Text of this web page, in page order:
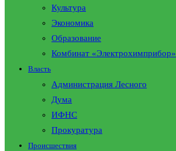
Культура
Экономика
Образование
Комбинат «Электрохимприбор»
Власть
Администрация Лесного
Дума
ИФНС
Прокуратура
Происшествия